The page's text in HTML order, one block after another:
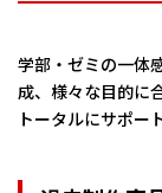
学部・ゼミの一体
成、様々な目的に
トータルにサポー